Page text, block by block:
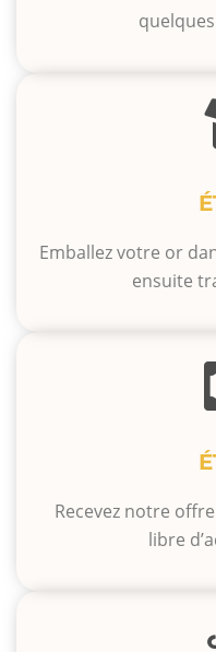
Emballez votre or
ensuite
Recevez notre
libre